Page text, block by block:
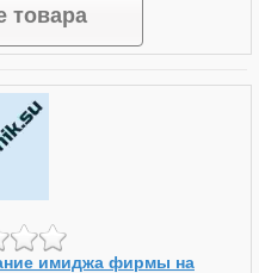
товара
имиджа фирмы на